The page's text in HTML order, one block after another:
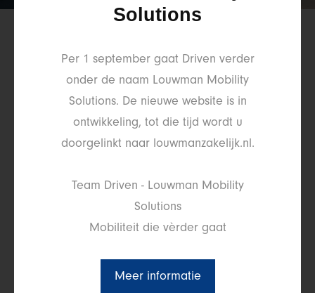
Duurzaam, flexibel en op maat
Louwman helpt je wanneer je op zoek bent naar
een totaaloplossing in mobiliteit voor jouw bedrijf.
van je wagenpark en mobiliteitsregelingen. Op
basis van een persoonlijke inventarisatie helpen
wij jou graag de mobiliteitskosten van je bedrijf te
te laten sluiten op de ondernemingsdoelstellingen.
Solutions
Per 1 september gaat Driven verder
onder de naam Louwman Mobility
Solutions. De nieuwe website is in
ontwikkeling, tot die tijd wordt u
doorgelinkt naar louwmanzakelijk.nl.
Team Driven - Louwman Mobility
Solutions
Mobiliteit die vèrder gaat
Meer informatie